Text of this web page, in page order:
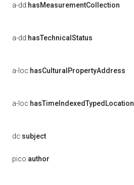
a-dd:hasMeasurementCollection
a-dd:hasTechnicalStatus
a-loc:hasCulturalPropertyAddress
a-loc:hasTimeIndexedTypedLocation
dc:subject
pico:author